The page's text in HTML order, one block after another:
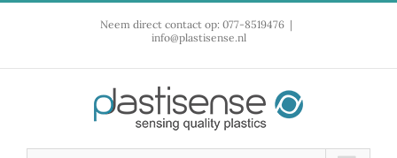
Neem direct contact op: 077-8519476 |
info@plastisense.nl